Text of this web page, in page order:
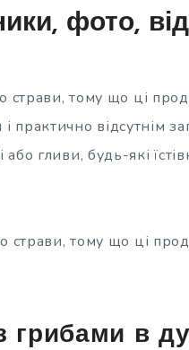
фото,
страви, тому що ці
практично відсутнім
гливи, будь-які
страви, тому що ці
грибами в